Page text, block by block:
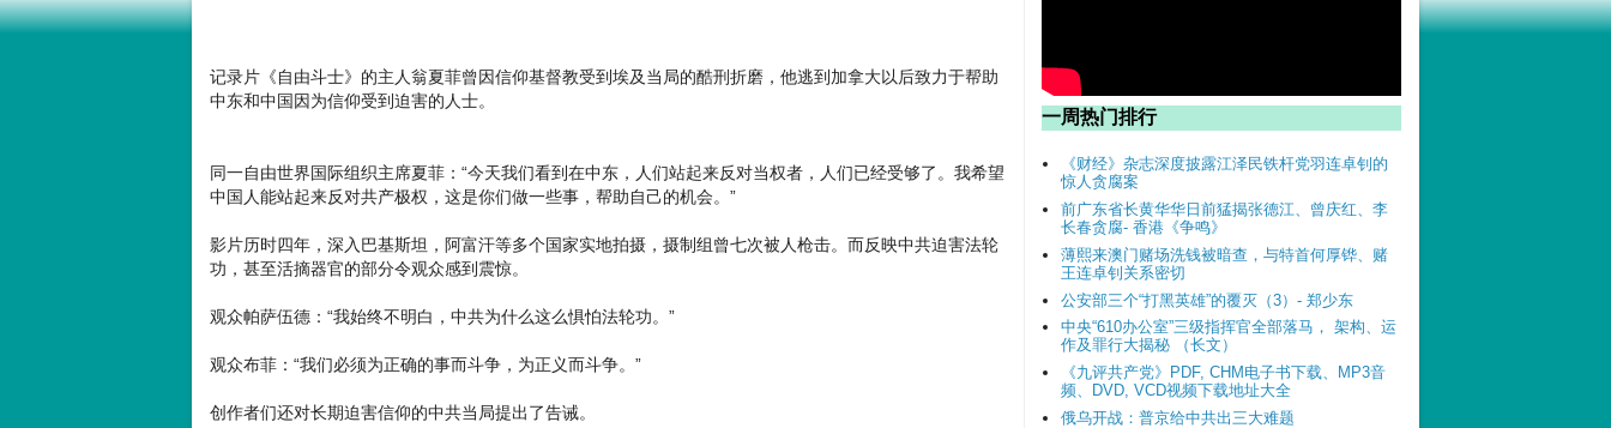
记录片《自由斗士》的主人翁夏菲曾因信仰基督教受到埃及当局的酷刑折磨，他逃到加拿大以后致力于帮助
中东和中国因为信仰受到迫害的人士。
同一自由世界国际组织主席夏菲：“今天我们看到在中东，人们站起来反对当权者，人们已经受够了。我希望
中国人能站起来反对共产极权，这是你们做一些事，帮助自己的机会。”
影片历时四年，深入巴基斯坦，阿富汗等多个国家实地拍摄，摄制组曾七次被人枪击。而反映中共迫害法轮
功，甚至活摘器官的部分令观众感到震惊。
观众帕萨伍德：“我始终不明白，中共为什么这么惧怕法轮功。”
观众布菲：“我们必须为正确的事而斗争，为正义而斗争。”
创作者们还对长期迫害信仰的中共当局提出了告诫。
一周热门排行
《财经》杂志深度披露江泽民铁杆党羽连卓钊的
惊人贪腐案
前广东省长黄华华日前猛揭张德江、曾庆红、李
长春贪腐- 香港《争鸣》
薄熙来澳门赌场洗钱被暗查，与特首何厚铧、赌
王连卓钊关系密切
公安部三个“打黑英雄”的覆灭（3）- 郑少东
中央“610办公室”三级指挥官全部落马， 架构、运
作及罪行大揭秘 （长文）
《九评共产党》PDF, CHM电子书下载、MP3音
频、DVD, VCD视频下载地址大全
俄乌开战：普京给中共出三大难题